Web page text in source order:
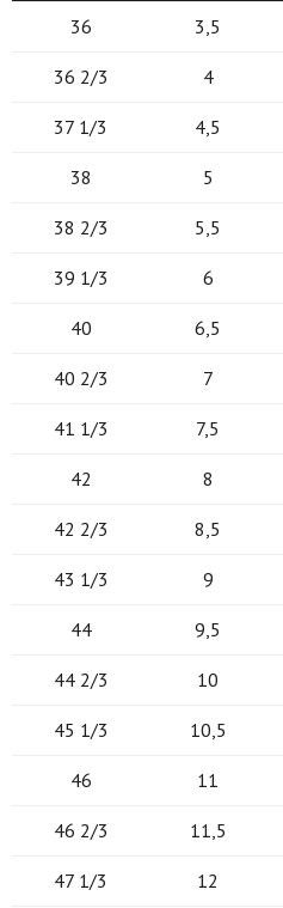
36 3,5
36 2/3 4
37 1/3 4,5
38 5
38 2/3 5,5
39 1/3 6
40 6,5
40 2/3 7
41 1/3 7,5
42 8
42 2/3 8,5
43 1/3 9
44 9,5
44 2/3 10
45 1/3 10,5
46 11
46 2/3 11,5
47 1/3 12